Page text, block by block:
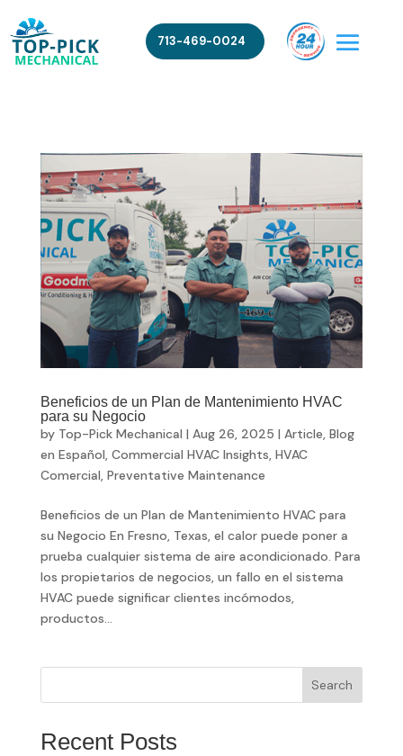
713-469-0024
Beneficios de un Plan de Mantenimiento HVAC
para su Negocio
by Top-Pick Mechanical | Aug 26, 2025 | Article Blog
en Español Commercial HVAC Insights HVAC
Comercial Preventative Maintenance
Beneficios de un Plan de Mantenimiento HVAC para
su Negocio En Fresno, Texas, el calor puede poner a
prueba cualquier sistema de aire acondicionado. Para
los propietarios de negocios, un fallo en el sistema
HVAC puede significar clientes incómodos,
productos...
Search
Recent Posts